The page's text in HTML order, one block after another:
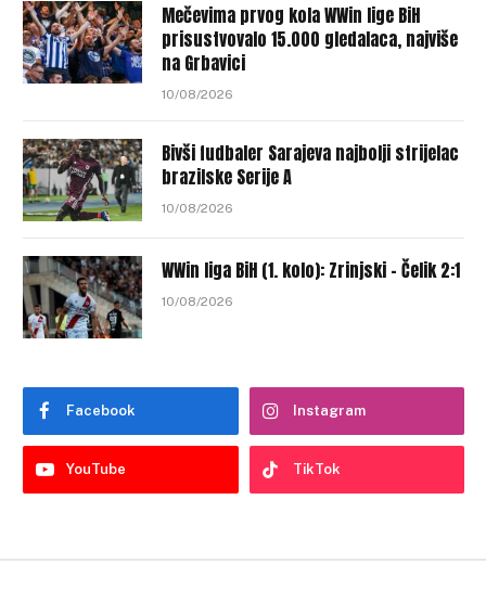
Mečevima prvog kola WWin lige BiH
prisustvovalo 15.000 gledalaca, najviše
na Grbavici
10/08/2026
Bivši fudbaler Sarajeva najbolji strijelac
brazilske Serije A
10/08/2026
WWin liga BiH (1. kolo): Zrinjski – Čelik 2:1
10/08/2026
Facebook Instagram
YouTube TikTok